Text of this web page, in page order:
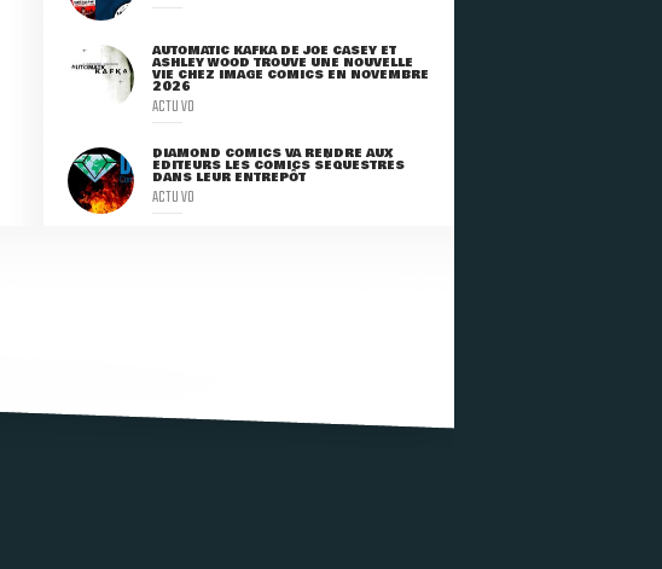
AUTOMATIC KAFKA DE JOE CASEY ET
ASHLEY WOOD TROUVE UNE NOUVELLE
VIE CHEZ IMAGE COMICS EN NOVEMBRE
2026
ACTU VO
DIAMOND COMICS VA RENDRE AUX
ÉDITEURS LES COMICS SÉQUESTRÉS
DANS LEUR ENTREPÔT
ACTU VO